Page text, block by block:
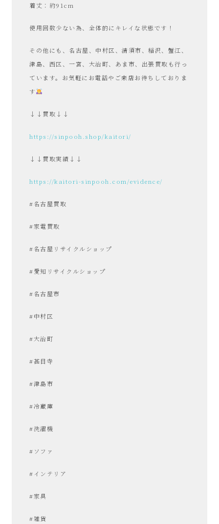
着丈：約91cm
使用回数少ない為、全体的にキレイな状態です！
その他にも、名古屋、中村区、清須市、稲沢、蟹江、
津島、西区、一宮、大治町、あま市、出張買取も行っ
ています。お気軽にお電話やご来店お待ちしておりま
す
↓↓買取↓↓
https://sinpooh.shop/kaitori/
↓↓買取実績↓↓
https://kaitori-sinpooh.com/evidence/
#名古屋買取
#家電買取
#名古屋リサイクルショップ
#愛知リサイクルショップ
#名古屋市
#中村区
#大治町
#甚目寺
#津島市
#冷蔵庫
#洗濯機
#ソファ
#インテリア
#家具
#雑貨